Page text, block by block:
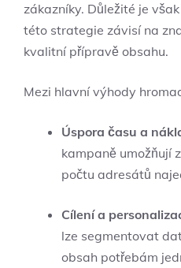
zákazníky. Důležité je
této strategie závisí na
kvalitní přípravě obsahu.
Mezi hlavní výhody
Úspora času a
kampaně umožňují
počtu adresátů
Cílení a
lze segmentovat
obsah potřebám